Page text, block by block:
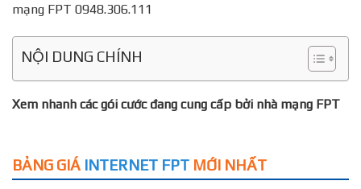
mạng FPT 0948.306.111
NỘI DUNG CHÍNH
Xem nhanh các gói cước đang cung cấp bởi nhà mạng FPT
BẢNG GIÁ INTERNET FPT MỚI NHẤT